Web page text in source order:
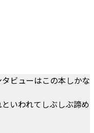
ビューはこの本しかな
いわれてしぶしぶ諦め